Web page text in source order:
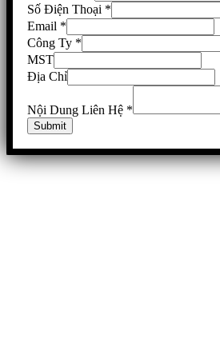
Số Điện Thoại *
Email *
Công Ty *
MST
Địa Chỉ
Nội Dung Liên Hệ *
Submit